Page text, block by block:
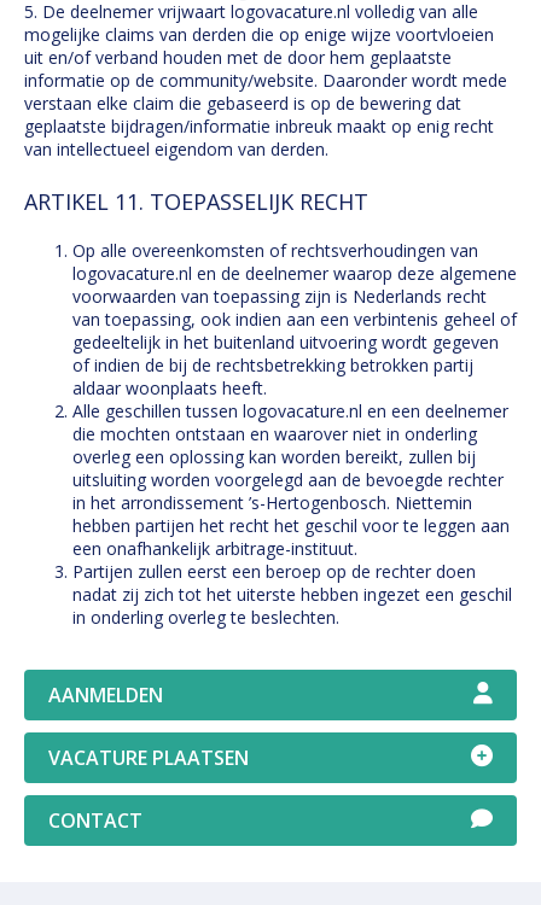
5. De deelnemer vrijwaart logovacature.nl volledig van alle
mogelijke claims van derden die op enige wijze voortvloeien
uit en/of verband houden met de door hem geplaatste
informatie op de community/website. Daaronder wordt mede
verstaan elke claim die gebaseerd is op de bewering dat
geplaatste bijdragen/informatie inbreuk maakt op enig recht
van intellectueel eigendom van derden.
ARTIKEL 11. TOEPASSELIJK RECHT
Op alle overeenkomsten of rechtsverhoudingen van
logovacature.nl en de deelnemer waarop deze algemene
voorwaarden van toepassing zijn is Nederlands recht
van toepassing, ook indien aan een verbintenis geheel of
gedeeltelijk in het buitenland uitvoering wordt gegeven
of indien de bij de rechtsbetrekking betrokken partij
aldaar woonplaats heeft.
Alle geschillen tussen logovacature.nl en een deelnemer
die mochten ontstaan en waarover niet in onderling
overleg een oplossing kan worden bereikt, zullen bij
uitsluiting worden voorgelegd aan de bevoegde rechter
in het arrondissement ’s-Hertogenbosch. Niettemin
hebben partijen het recht het geschil voor te leggen aan
een onafhankelijk arbitrage-instituut.
Partijen zullen eerst een beroep op de rechter doen
nadat zij zich tot het uiterste hebben ingezet een geschil
in onderling overleg te beslechten.
AANMELDEN
VACATURE PLAATSEN
CONTACT